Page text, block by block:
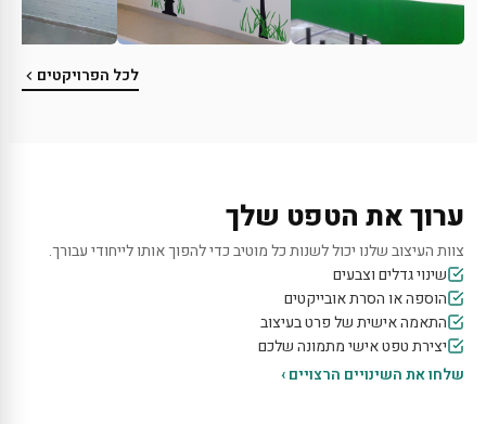
לכל הפרויקטים
ערוך את הטפט שלך
צוות העיצוב שלנו יכול לשנות כל מוטיב כדי להפוך אותו לייחודי עבורך.
שינוי גדלים וצבעים
הוספה או הסרת אובייקטים
התאמה אישית של פרט בעיצוב
יצירת טפט אישי מתמונה שלכם
שלחו את השינויים הרצויים ›